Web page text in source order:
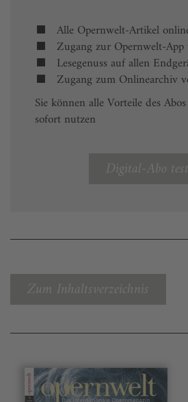
Alle Opernwelt-Artikel
Zugang zur Opernwelt-
Lesegenuss auf allen
Zugang zum Onlinearchiv
Sie können alle Vorteile des Abos
sofort nutzen
Digital-Abo
Zum Inhaltsverzeichnis